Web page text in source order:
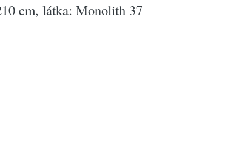
cm, látka: Monolith 37